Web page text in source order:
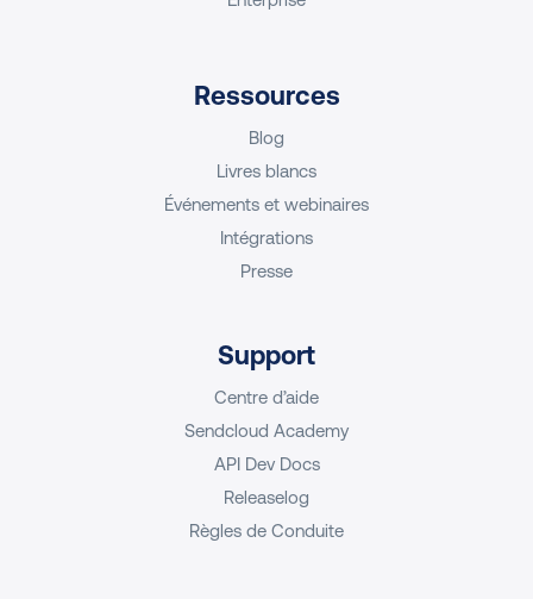
Ressources
Blog
Livres blancs
Événements et webinaires
Intégrations
Presse
Support
Centre d’aide
Sendcloud Academy
API Dev Docs
Releaselog
Règles de Conduite